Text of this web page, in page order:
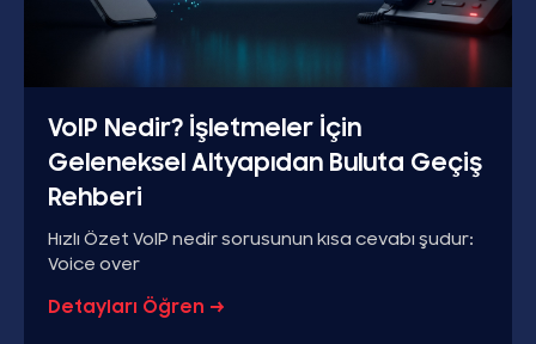
VoIP Nedir? İşletmeler İçin
Geleneksel Altyapıdan Buluta Geçiş
Rehberi
Hızlı Özet VoIP nedir sorusunun kısa cevabı şudur:
Voice over
Detayları Öğren →